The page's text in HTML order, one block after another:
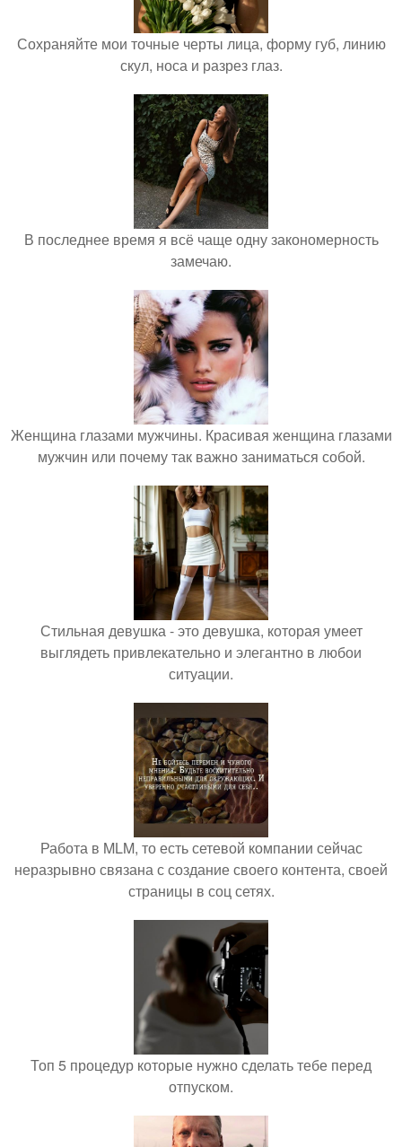
Сохраняйте мои точные черты лица, форму губ, линию
скул, носа и разрез глаз.
В последнее время я всё чаще одну закономерность
замечаю.
Женщина глазами мужчины. Красивая женщина глазами
мужчин или почему так важно заниматься собой.
Стильная девушка - это девушка, которая умеет
выглядеть привлекательно и элегантно в любои
ситуации.
Работа в MLM, то есть сетевой компании сейчас
неразрывно связана с создание своего контента, своей
страницы в соц сетях.
Топ 5 процедур которые нужно сделать тебе перед
отпуском.